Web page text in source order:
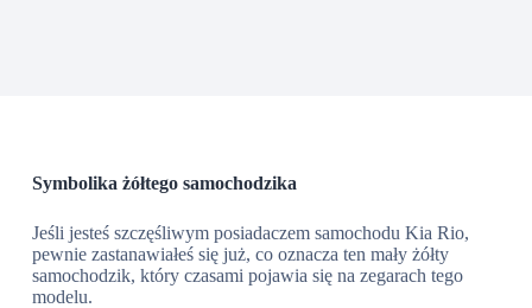
Symbolika żółtego samochodzika
Jeśli jesteś szczęśliwym posiadaczem samochodu Kia Rio,
pewnie zastanawiałeś się już, co oznacza ten mały żółty
samochodzik, który czasami pojawia się na zegarach tego
modelu.